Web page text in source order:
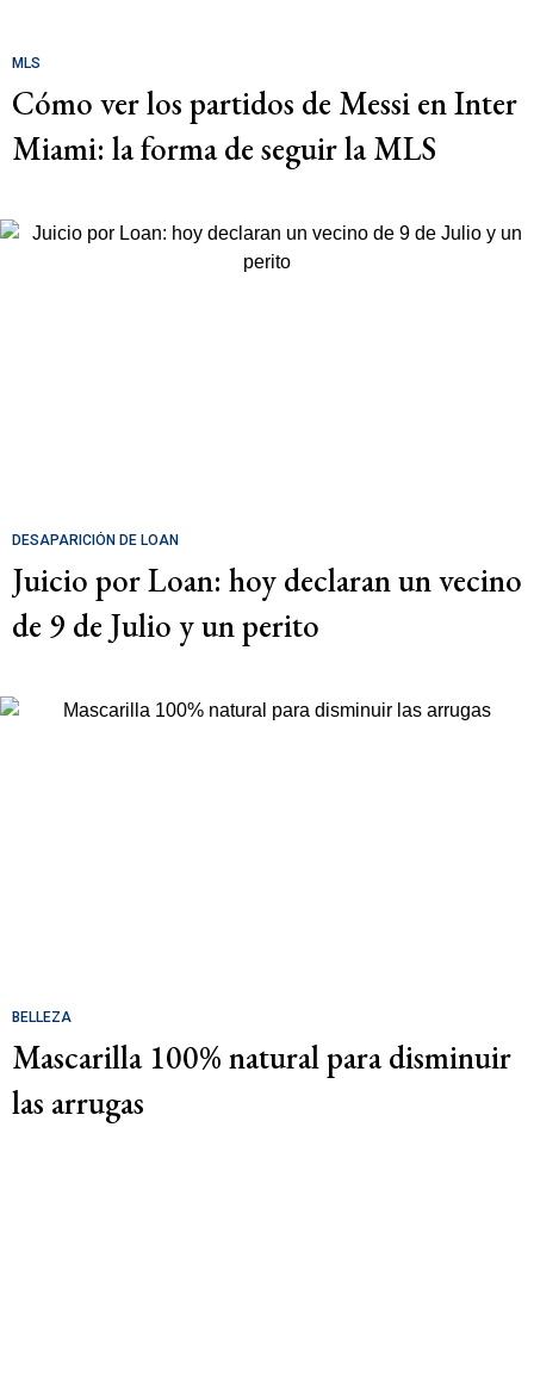
MLS
Cómo ver los partidos de Messi en Inter
Miami: la forma de seguir la MLS
DESAPARICIÓN DE LOAN
Juicio por Loan: hoy declaran un vecino
de 9 de Julio y un perito
BELLEZA
Mascarilla 100% natural para disminuir
las arrugas